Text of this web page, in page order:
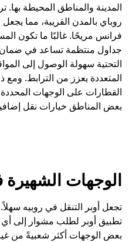
المدينة والمناطق المحيطة بها.
روباي بالمدن القريبة، مما
فرانس مريحًا. غالبًا ما تكون
جداول منتظمة تساعد في ضمان
التحتية سهولة الوصول إلى
المتعددة يعزز من الترابط. ومع
القطارات على الوجهات
بعض المناطق خيارات نقل
الوجهات الشهيرة
تجعل أوبر التنقل في روبيه
تطبيق أوبر لطلب مشوار إلى أي
بعض الوجهات أكثر شعبيةً من